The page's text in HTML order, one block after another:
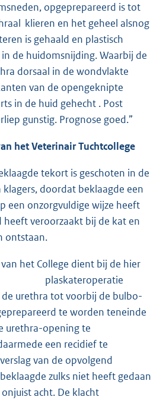
opgeprepareerd is tot
klieren en het geheel alsnog
is gehaald en plastisch
de huidomsnijding. Waarbij de
dorsaal in de wondvlakte
van de opengeknipte
in de huid gehecht . Post
gunstig. Prognose goed.”
het Veterinair Tuchtcollege
tekort is geschoten in de
doordat beklaagde een
een onzorgvuldige wijze heeft
heeft veroorzaakt bij de kat en
ontstaan.
het College dient bij de hier
plaskateroperatie
urethra tot voorbij de bulbo-
te worden teneinde
urethra-opening te
een recidief te
van de opvolgend
zulks niet heeft gedaan
acht. De klacht